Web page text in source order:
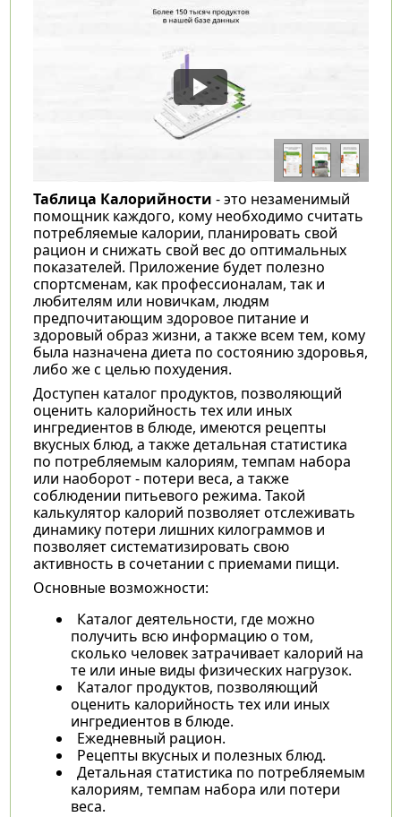
Таблица Калорийности - это незаменимый
помощник каждого, кому необходимо считать
потребляемые калории, планировать свой
рацион и снижать свой вес до оптимальных
показателей. Приложение будет полезно
спортсменам, как профессионалам, так и
любителям или новичкам, людям
предпочитающим здоровое питание и
здоровый образ жизни, а также всем тем, кому
была назначена диета по состоянию здоровья,
либо же с целью похудения.
Доступен каталог продуктов, позволяющий
оценить калорийность тех или иных
ингредиентов в блюде, имеются рецепты
вкусных блюд, а также детальная статистика
по потребляемым калориям, темпам набора
или наоборот - потери веса, а также
соблюдении питьевого режима. Такой
калькулятор калорий позволяет отслеживать
динамику потери лишних килограммов и
позволяет систематизировать свою
активность в сочетании с приемами пищи.
Основные возможности:
Каталог деятельности, где можно
получить всю информацию о том,
сколько человек затрачивает калорий на
те или иные виды физических нагрузок.
Каталог продуктов, позволяющий
оценить калорийность тех или иных
ингредиентов в блюде.
Ежедневный рацион.
Рецепты вкусных и полезных блюд.
Детальная статистика по потребляемым
калориям, темпам набора или потери
веса.